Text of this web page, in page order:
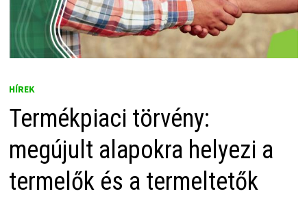
HÍREK
Termékpiaci törvény:
megújult alapokra helyezi a
termelők és a termeltetők